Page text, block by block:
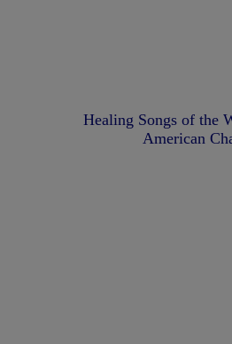
Healing Songs of the
American